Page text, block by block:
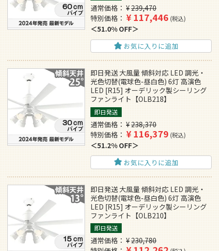
通常価格 ¥239,470
特別価格
¥117,446 税込
51.0% OFF
お気に入りに追加
即日発送 大風量 傾斜対応 LED 調光・
光色切替(電球色-昼白色) 6灯 高演色
LED [R15] オーデリック製シーリング
ファンライト【OLB218】
即日発送
通常価格 ¥238,370
特別価格
¥116,379 税込
51.2% OFF
お気に入りに追加
即日発送 大風量 傾斜対応 LED 調光・
光色切替(電球色-昼白色) 6灯 高演色
LED [R15] オーデリック製シーリング
ファンライト【OLB210】
即日発送
通常価格 ¥230,780